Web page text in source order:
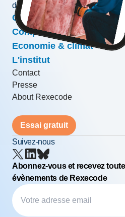
développement des entreprises
Conjoncture & prévisions
Compétitivité &
Economie & climat
L'institut
Contact
Presse
About Rexecode
Essai gratuit
Suivez-nous
Abonnez-vous et recevez
évènements de Rexecode